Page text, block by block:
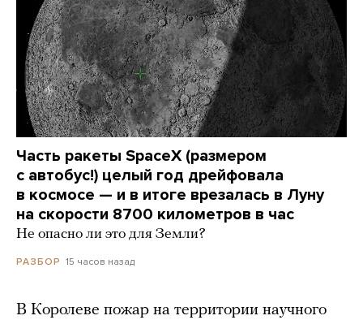
Часть ракеты SpaceX (размером
с автобус!) целый год дрейфовала
в космосе — и в итоге врезалась в Луну
на скорости 8700 километров в час
Не опасно ли это для Земли?
РАЗБОР 15 часов назад
В Королеве пожар на территории научного